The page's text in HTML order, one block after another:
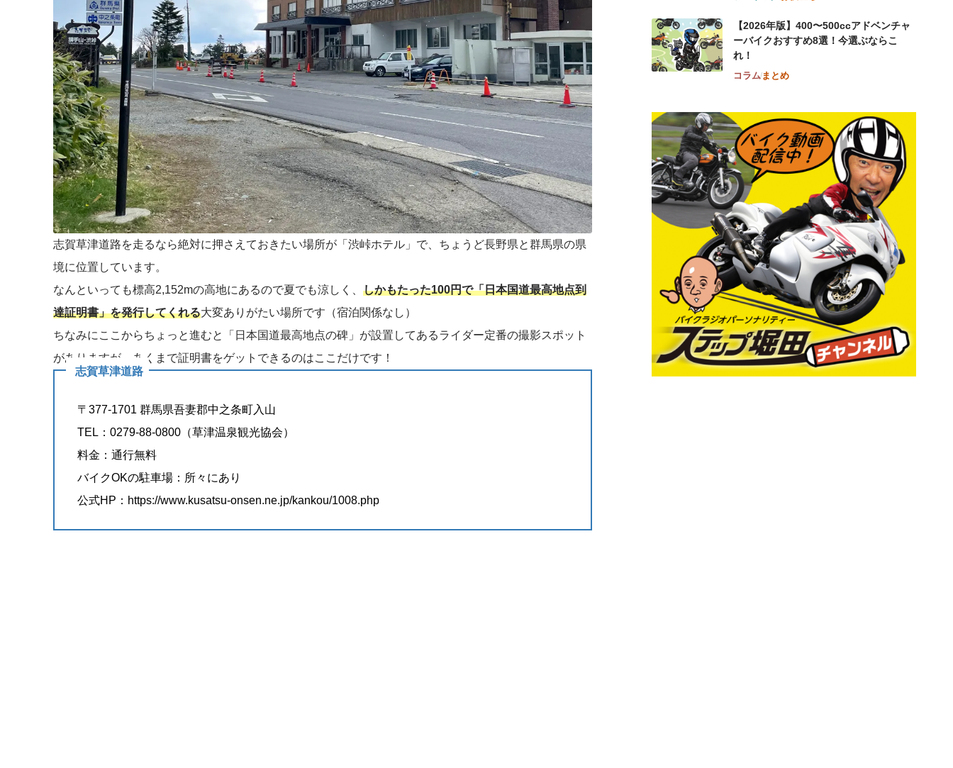
志賀草津道路を走るなら絶対に押さえておきたい場所が「渋峠ホテル」で、ちょうど長野県と群馬県の県
境に位置しています。
なんといっても標高2,152mの高地にあるので夏でも涼しく、しかもたった100円で「日本国道最高地点到
達証明書」を発行してくれる大変ありがたい場所です（宿泊関係なし）
ちなみにここからちょっと進むと「日本国道最高地点の碑」が設置してあるライダー定番の撮影スポット
がありますが、あくまで証明書をゲットできるのはここだけです！
志賀草津道路
〒377-1701 群馬県吾妻郡中之条町入山
TEL：0279-88-0800（草津温泉観光協会）
料金：通行無料
バイクOKの駐車場：所々にあり
公式HP： https://www.kusatsu-onsen.ne.jp/kankou/1008.php
【2026年版】400〜500ccアドベンチャ
ーバイクおすすめ8選！今選ぶならこ
れ！
コラムまとめ